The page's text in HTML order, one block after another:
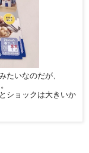
たいなのだが、
ショックは大きいか